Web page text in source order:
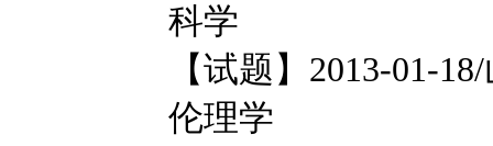
科学
【试题】2013-01-
伦理学